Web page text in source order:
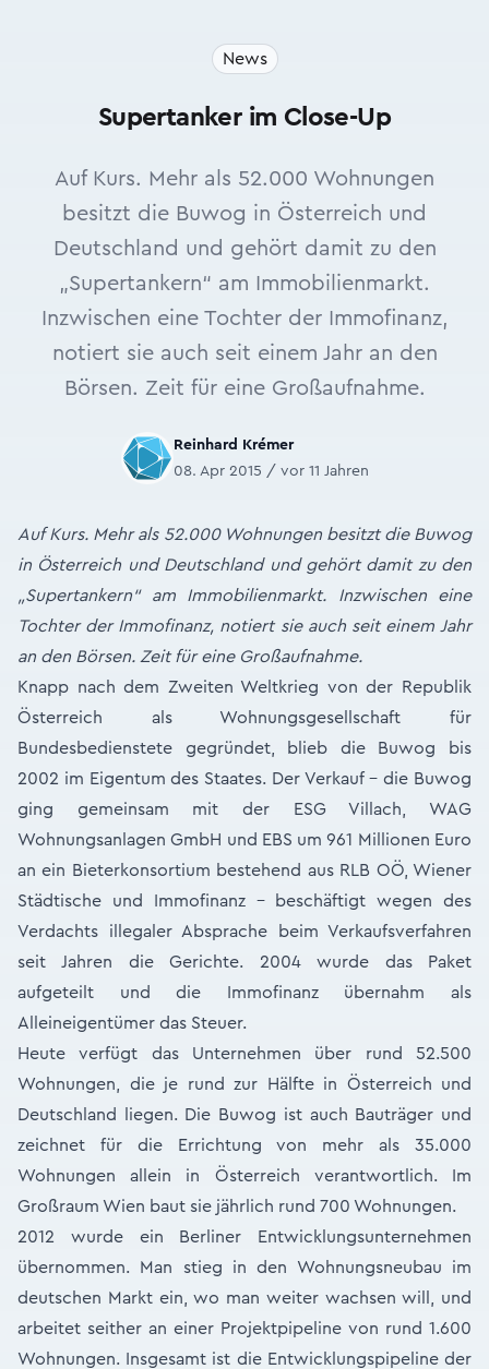
News
Supertanker im Close-Up
Auf Kurs. Mehr als 52.000 Wohnungen
besitzt die Buwog in Österreich und
Deutschland und gehört damit zu den
„Supertankern“ am Immobilienmarkt.
Inzwischen eine Tochter der Immofinanz,
notiert sie auch seit einem Jahr an den
Börsen. Zeit für eine Großaufnahme.
Reinhard Krémer
08. Apr 2015 / vor 11 Jahren
Auf Kurs. Mehr als 52.000 Wohnungen besitzt die Buwog
in Österreich und Deutschland und gehört damit zu den
„Supertankern“ am Immobilienmarkt. Inzwischen eine
Tochter der Immofinanz, notiert sie auch seit einem Jahr
an den Börsen. Zeit für eine Großaufnahme.
Knapp nach dem Zweiten Weltkrieg von der Republik
Österreich als Wohnungsgesellschaft für
Bundesbedienstete gegründet, blieb die Buwog bis
2002 im Eigentum des Staates. Der Verkauf - die Buwog
ging gemeinsam mit der ESG Villach, WAG
Wohnungsanlagen GmbH und EBS um 961 Millionen Euro
an ein Bieterkonsortium bestehend aus RLB OÖ, Wiener
Städtische und Immofinanz - beschäftigt wegen des
Verdachts illegaler Absprache beim Verkaufsverfahren
seit Jahren die Gerichte. 2004 wurde das Paket
aufgeteilt und die Immofinanz übernahm als
Alleineigentümer das Steuer.
Heute verfügt das Unternehmen über rund 52.500
Wohnungen, die je rund zur Hälfte in Österreich und
Deutschland liegen. Die Buwog ist auch Bauträger und
zeichnet für die Errichtung von mehr als 35.000
Wohnungen allein in Österreich verantwortlich. Im
Großraum Wien baut sie jährlich rund 700 Wohnungen.
2012 wurde ein Berliner Entwicklungsunternehmen
übernommen. Man stieg in den Wohnungsneubau im
deutschen Markt ein, wo man weiter wachsen will, und
arbeitet seither an einer Projektpipeline von rund 1.600
Wohnungen. Insgesamt ist die Entwicklungspipeline der